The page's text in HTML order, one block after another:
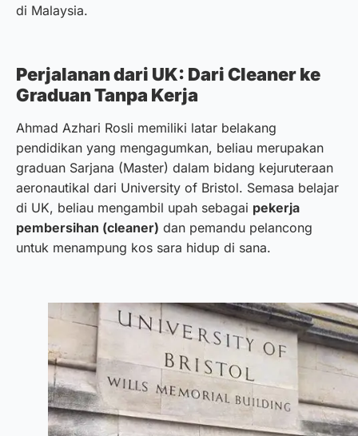
di Malaysia.
Perjalanan dari UK: Dari Cleaner ke
Graduan Tanpa Kerja
Ahmad Azhari Rosli memiliki latar belakang
pendidikan yang mengagumkan, beliau merupakan
graduan Sarjana (Master) dalam bidang kejuruteraan
aeronautikal dari University of Bristol. Semasa belajar
di UK, beliau mengambil upah sebagai pekerja
pembersihan (cleaner) dan pemandu pelancong
untuk menampung kos sara hidup di sana.